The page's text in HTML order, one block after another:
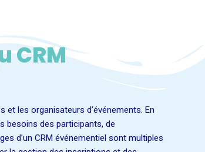
CRM
les organisateurs d’événements. En
besoins des participants, de
d’un CRM événementiel sont multiples